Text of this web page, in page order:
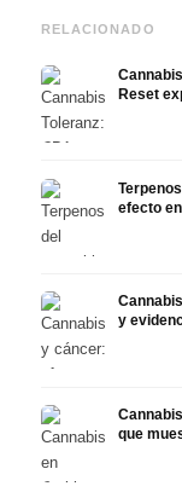
RELACIONADO
Reset
efecto
y
que